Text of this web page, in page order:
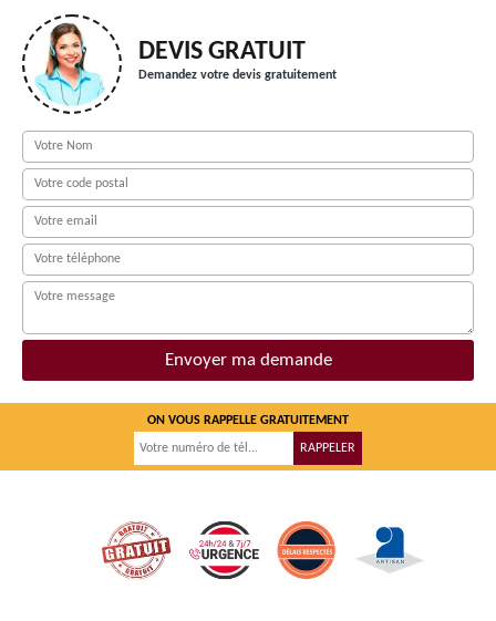
DEVIS GRATUIT
Demandez votre devis gratuitement
ON VOUS RAPPELLE GRATUITEMENT